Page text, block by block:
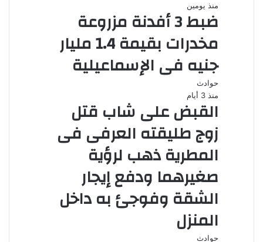
منذ يومين
ضبط 3 أفدنة مزروعة
مخدرات بقيمة 1.4 مليار
جنيه فى الإسماعيلية
حوادث
منذ 3 أيام
القبض على شاب قتل
زوج طليقته العرفى فى
المطرية ذهب لرؤية
صغيرهما ودفع إيجار
الشقة وفوجئ به داخل
المنزل
حوادث